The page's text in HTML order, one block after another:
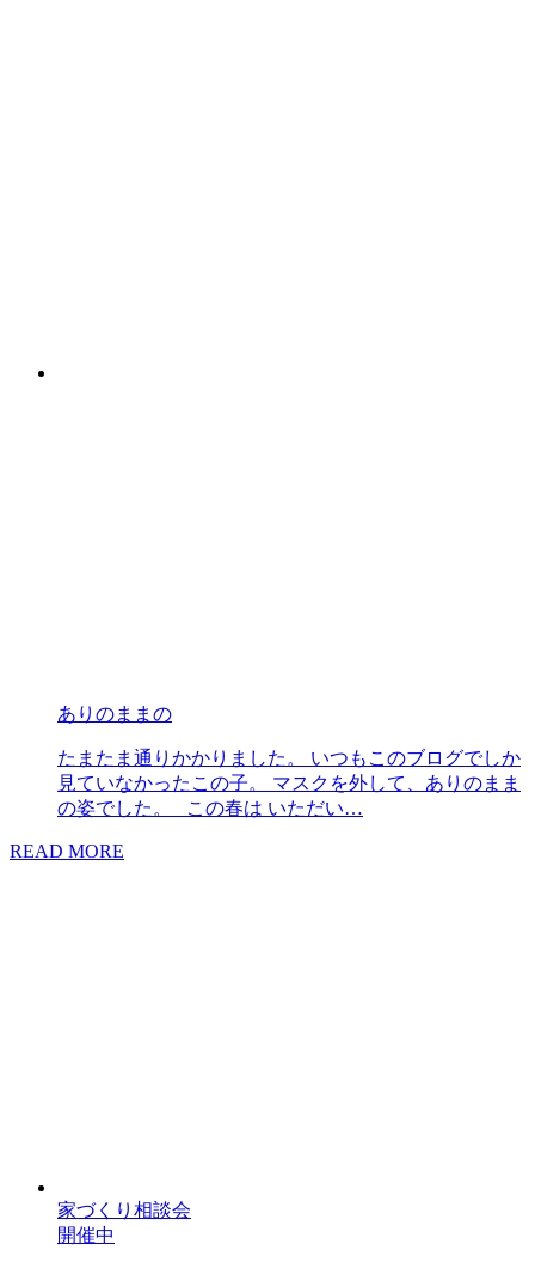
ありのままの
たまたま通りかかりました。 いつもこのブログでしか
見ていなかったこの子。 マスクを外して、ありのまま
の姿でした。 この春は いただい…
READ MORE
家づくり相談会
開催中